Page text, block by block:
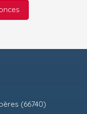
(66740)